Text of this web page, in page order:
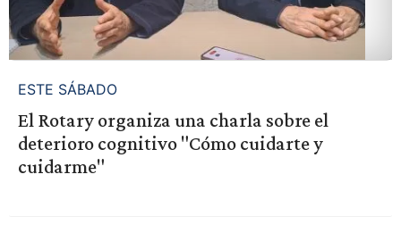
ESTE SÁBADO
El Rotary organiza una charla sobre el
deterioro cognitivo "Cómo cuidarte y
cuidarme"